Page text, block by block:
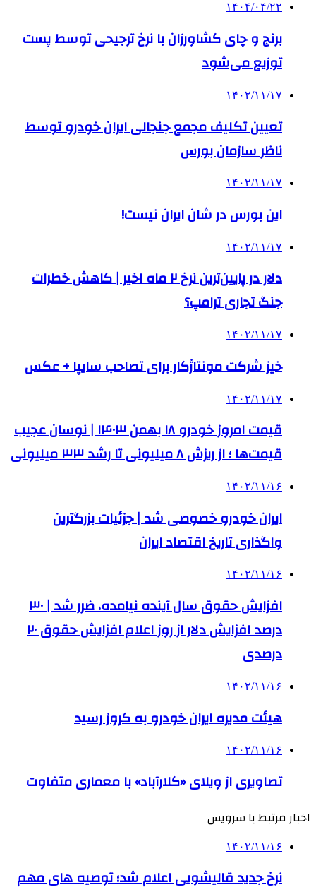
۱۴۰۴/۰۴/۲۲
برنج و چای کشاورزان با نرخ ترجیحی توسط پست
توزیع می‌شود
۱۴۰۲/۱۱/۱۷
تعیین تکلیف مجمع جنجالی ایران خودرو توسط
ناظر سازمان بورس
۱۴۰۲/۱۱/۱۷
این بورس در شان ایران نیست!
۱۴۰۲/۱۱/۱۷
دلار در پایین‌ترین نرخ ۲ ماه اخیر | کاهش خطرات
جنگ تجاری ترامپ؟
۱۴۰۲/۱۱/۱۷
خیز شرکت مونتاژکار برای تصاحب سایپا + عکس
۱۴۰۲/۱۱/۱۷
قیمت امروز خودرو ۱۸ بهمن ۱۴۰۳ | نوسان عجیب
قیمت‌ها ؛ از ریزش ۸ میلیونی تا رشد ۳۳ میلیونی
۱۴۰۲/۱۱/۱۶
ایران خودرو خصوصی شد | جزئیات بزرگترین
واگذاری تاریخ اقتصاد ایران
۱۴۰۲/۱۱/۱۶
افزایش حقوق سال آینده نیامده، ضرر شد | ۳۰
درصد افزایش دلار از روز اعلام افزایش حقوق ۲۰
درصدی
۱۴۰۲/۱۱/۱۶
هیئت مدیره ایران خودرو به کروز رسید
۱۴۰۲/۱۱/۱۶
تصاویری از ویلای «کلارآباد» با معماری متفاوت
اخبار مرتبط با سرویس
۱۴۰۲/۱۱/۱۶
نرخ جدید قالیشویی اعلام شد؛ توصیه های مهم